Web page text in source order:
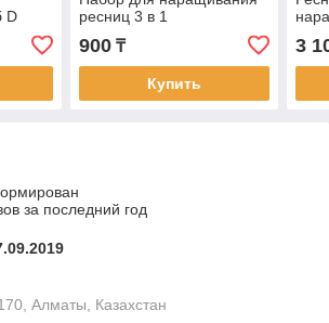
D
ресниц 3 в 1
900₸
Купить
3
за последний год
Алматы, Казахстан